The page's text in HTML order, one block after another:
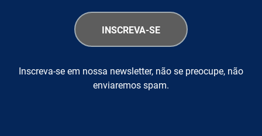
Inscreva-se em nossa newsletter, não se preocupe, não
enviaremos spam.